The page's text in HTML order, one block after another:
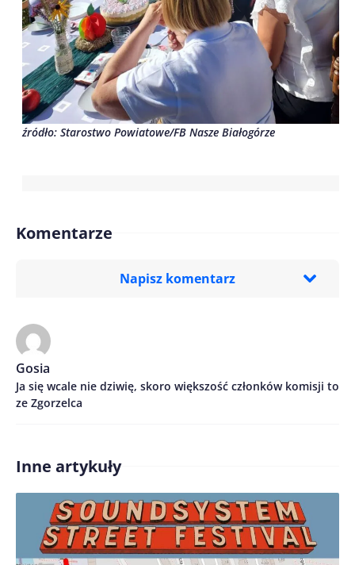
źródło: Starostwo Powiatowe/FB Nasze Białogórze
Komentarze
Napisz komentarz
Treść komentarza*
Imię/ Nick*
Zapamiętaj moje dane w tej przeglądarce podczas
pisania kolejnych komentarzy.
Gosia
Ja się wcale nie dziwię, skoro większość członków komisji to
ze Zgorzelca
Inne artykuły